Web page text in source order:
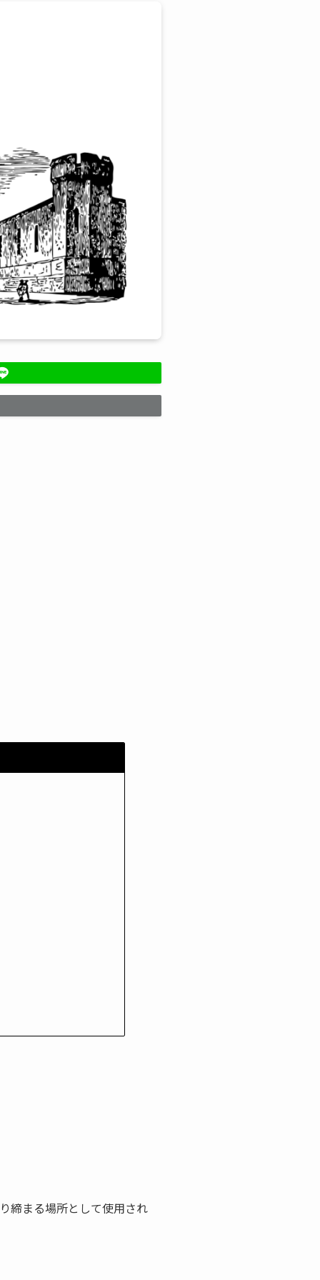
締まる場所として使用され